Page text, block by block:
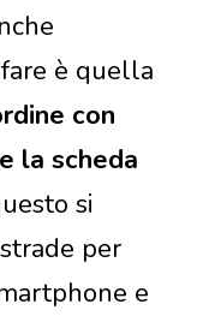
è quella
con
la scheda
si
per
e